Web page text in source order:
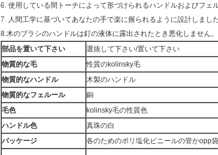
6. 使用している間トーチによって形づけられるハンドルおよびフェ
7. 人間工学に基づいてあなたの手で楽に握られるように設計しました
8.木のブラシのハンドルは釘の液体に露出されたとき悪化しません。
部品を置いて下さい
選抜して下さい/置いて下さい
物質的な毛
性質のkolinsky毛
物質的なハンドル
木製のハンドル
物質的なフェルール
銅
毛色
kolinsky毛の性質色
ハンドル色
真珠の白
パッケージ
各のためのポリ塩化ビニールの管かopp